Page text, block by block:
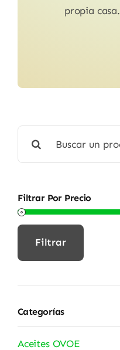
propia casa.
Filtrar Por Precio
Filtrar
Categorías
Aceites OVOE